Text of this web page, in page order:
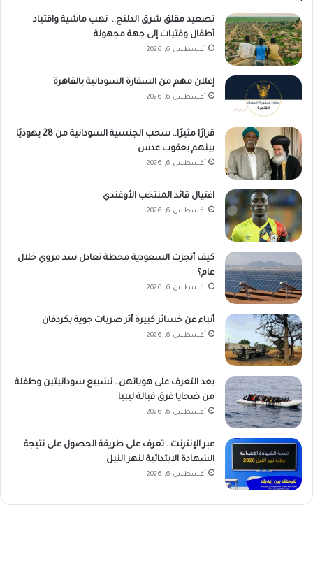
تصعيد مقلق شرق الدلنج.. نهب ماشية واقتياد
أطفال وفتيات إلى جهة مجهولة
أغسطس 6, 2026
إعلان مهم من السفارة السودانية بالقاهرة
أغسطس 6, 2026
قرارًا مثيرًا.. سحب الجنسية السودانية من 28 يهوديًا
بينهم يعقوب عدس
أغسطس 6, 2026
اغتيال قائد المنتخب الأوغندي
أغسطس 6, 2026
كيف أنجزت السعودية محطة تعادل سد مروي خلال
عام؟
أغسطس 6, 2026
أنباء عن خسائر كبيرة أثر ضربات جوية بكردفان
أغسطس 6, 2026
بعد التعرف على هوياتهن.. تشييع سودانيتين وطفلة
من ضحايا غرق قبالة ليبيا
أغسطس 6, 2026
عبر الإنترنت.. تعرف على طريقة الحصول على نتيجة
الشهادة الابتدائية لنهر النيل
أغسطس 6, 2026